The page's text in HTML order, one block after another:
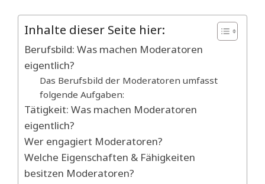
Inhalte dieser Seite hier:
Berufsbild: Was machen Moderatoren
eigentlich?
Das Berufsbild der Moderatoren umfasst
folgende Aufgaben:
Tätigkeit: Was machen Moderatoren
eigentlich?
Wer engagiert Moderatoren?
Welche Eigenschaften & Fähigkeiten
besitzen Moderatoren?